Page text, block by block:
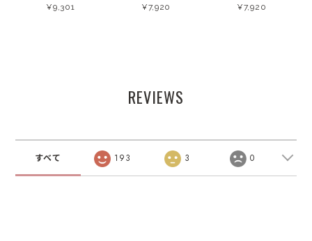
¥9,301
Winetasting
¥7,920
(Cyaneus) 26AW
¥7,920
REVIEWS
すべて 193 3 0